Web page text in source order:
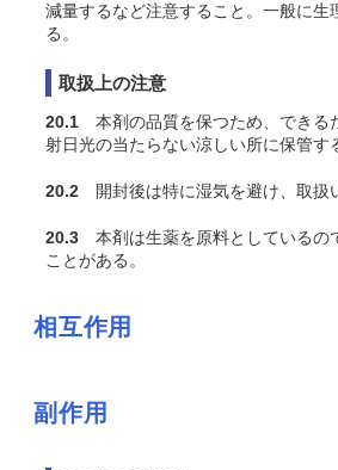
減量するなど注意すること。一般に生
る。
取扱上の注意
20.1 本剤の品質を保つため、できる
射日光の当たらない涼しい所に保管す
20.2 開封後は特に湿気を避け、取扱
20.3 本剤は生薬を原料としているの
ことがある。
相互作用
副作用